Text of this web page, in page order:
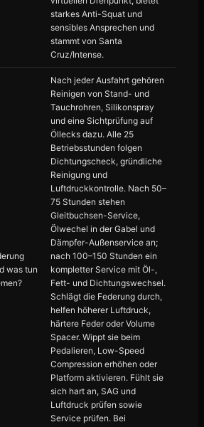
starkes Anti-Squat und
sensibles Ansprechen und
stammt von Santa
Cruz/Intense.
was tun
Nach jeder Ausfahrt gehören
Reinigen von Stand- und
Tauchrohren, Silikonspray
und eine Sichtprüfung auf
Öllecks dazu. Alle 25
Betriebsstunden folgen
Dichtungscheck, gründliche
Reinigung und
Luftdruckkontrolle. Nach 50–
75 Stunden stehen
Gleitbuchsen-Service,
Ölwechel in der Gabel und
Dämpfer-Außenservice an;
nach 100–150 Stunden ein
kompletter Service mit Öl-,
Fett- und Dichtungswechsel.
Schlägt die Federung durch,
helfen höherer Luftdruck,
härtere Feder oder Volume
Spacer. Wippt sie beim
Pedalieren, Low-Speed
Compression erhöhen oder
Platform aktivieren. Fühlt sie
sich hart an, SAG und
Luftdruck prüfen sowie
Service prüfen. Bei